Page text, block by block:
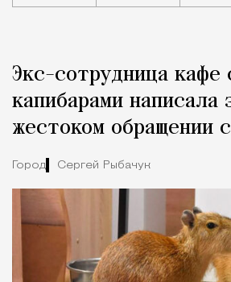
Город
Экс-сотрудница кафе
капибарами написала
жестоком обращении
Город Сергей Рыбачук